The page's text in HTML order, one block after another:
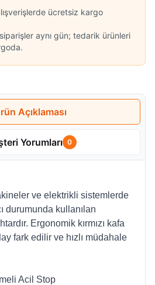
ücretsiz kargo
aynı gün; tedarik ürünleri
Açıklaması
Yorumları 0
ve elektrikli sistemlerde
durumunda kullanılan
Ergonomik kırmızı kafa
fark edilir ve hızlı müdahale
Acil Stop